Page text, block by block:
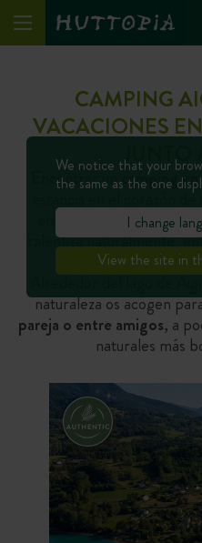
CAMPING
VACACIONES
JUNTO
Encontrar uncamping
estancia en el corazón
entre lago y montañas
ralentiza naturalmente,
verdes y
Alrededor del lago de
naturaleza os acogen
pareja o entre amigos, a
naturales más
We notice that your
the same as the one
I change
View the site in